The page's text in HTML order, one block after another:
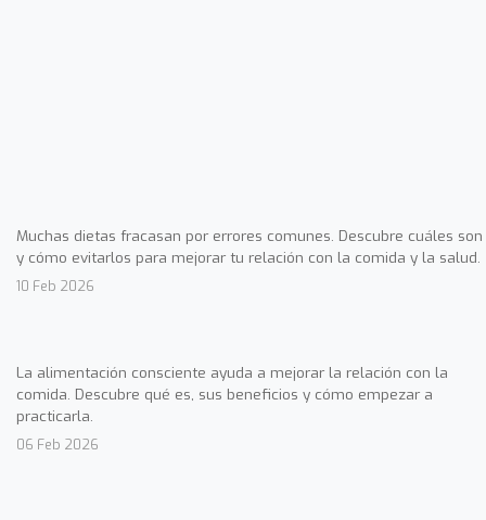
Muchas dietas fracasan por errores comunes. Descubre cuáles son
y cómo evitarlos para mejorar tu relación con la comida y la salud.
10 Feb 2026
La alimentación consciente ayuda a mejorar la relación con la
comida. Descubre qué es, sus beneficios y cómo empezar a
practicarla.
06 Feb 2026